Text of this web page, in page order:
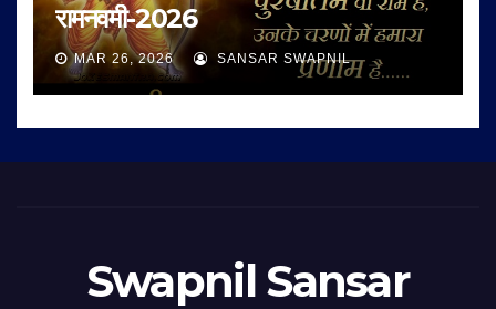
रामनवमी-2026
MAR 26, 2026 SANSAR SWAPNIL
Swapnil Sansar